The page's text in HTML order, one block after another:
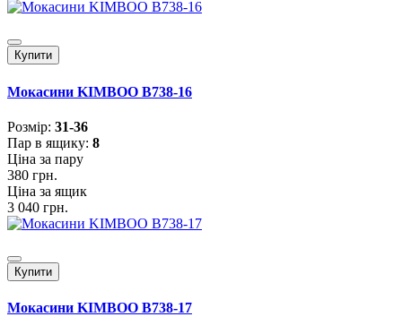
Купити
Мокасини KIMBOO B738-16
Розмiр: 31-36
Пар в ящику: 8
Ціна за пару
380 грн.
Ціна за ящик
3 040 грн.
Купити
Мокасини KIMBOO B738-17